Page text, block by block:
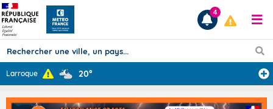
Prévisions
4
Larroque 20°